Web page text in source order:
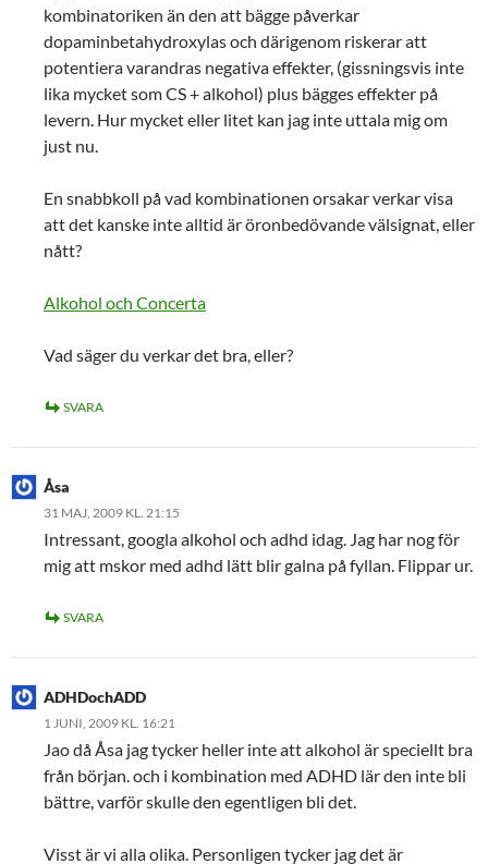
kombinatoriken än den att bägge påverkar
dopaminbetahydroxylas och därigenom riskerar att
potentiera varandras negativa effekter, (gissningsvis inte
lika mycket som CS + alkohol) plus bägges effekter på
levern. Hur mycket eller litet kan jag inte uttala mig om
just nu.
En snabbkoll på vad kombinationen orsakar verkar visa
att det kanske inte alltid är öronbedövande välsignat, eller
nått?
Alkohol och Concerta
Vad säger du verkar det bra, eller?
SVARA
Åsa
31 MAJ, 2009 KL. 21:15
Intressant, googla alkohol och adhd idag. Jag har nog för
mig att mskor med adhd lätt blir galna på fyllan. Flippar ur.
SVARA
ADHDochADD
1 JUNI, 2009 KL. 16:21
Jao då Åsa jag tycker heller inte att alkohol är speciellt bra
från början. och i kombination med ADHD lär den inte bli
bättre, varför skulle den egentligen bli det.
Visst är vi alla olika. Personligen tycker jag det är